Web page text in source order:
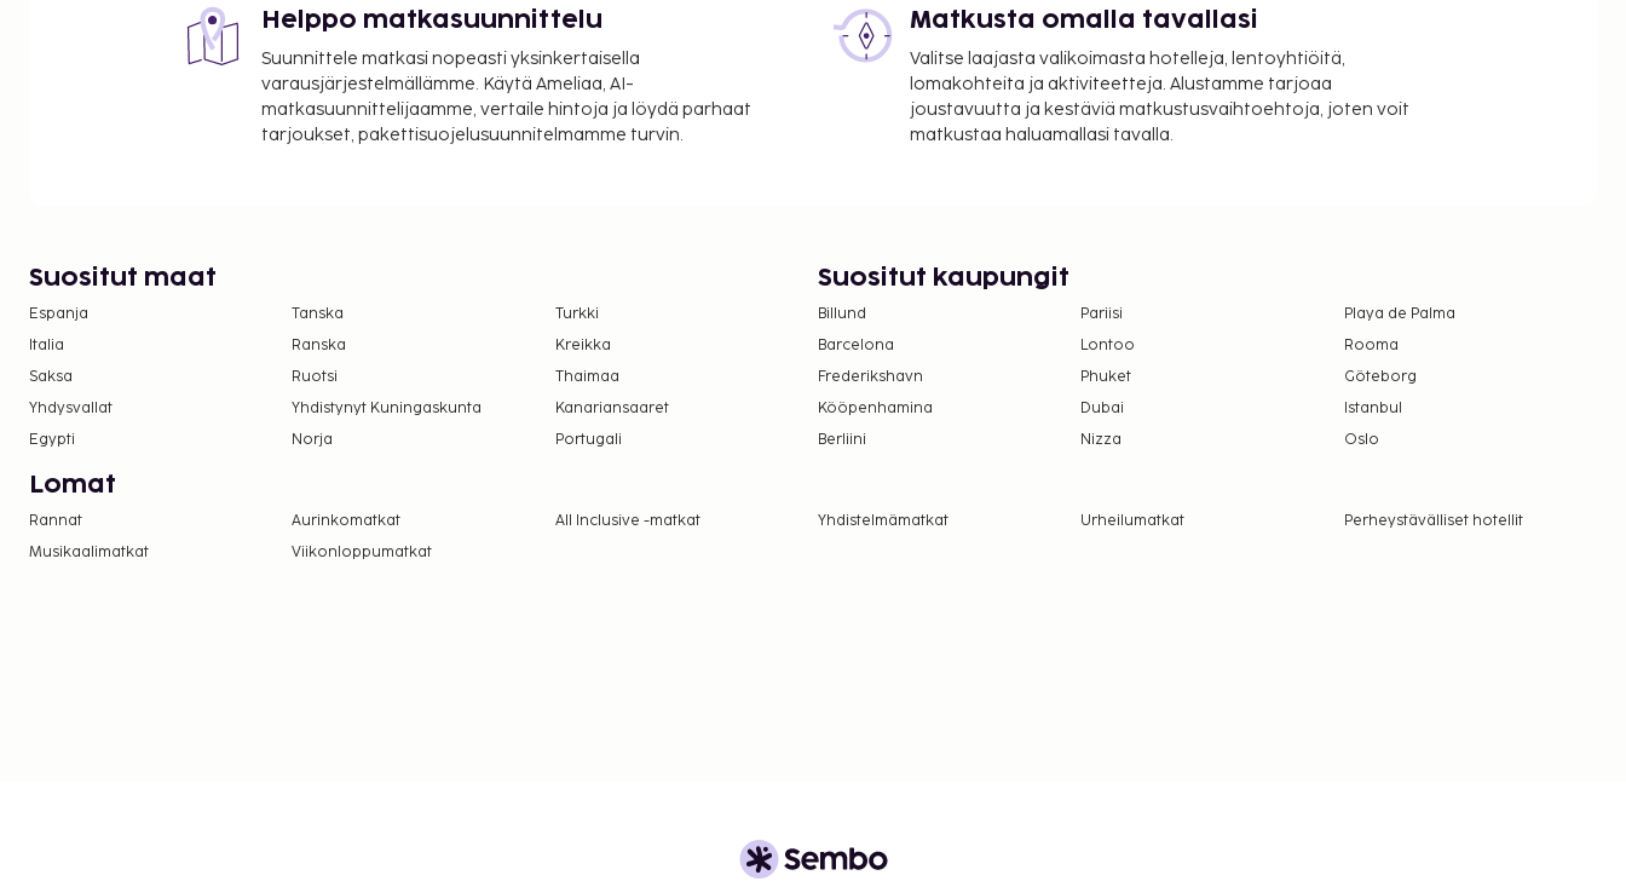
Helppo matkasuunnittelu
Suunnittele matkasi nopeasti yksinkertaisella
varausjärjestelmällämme. Käytä Ameliaa, AI-
matkasuunnittelijaamme, vertaile hintoja ja löydä parhaat
tarjoukset, pakettisuojelusuunnitelmamme turvin.
Matkusta omalla tavallasi
Valitse laajasta valikoimasta hotelleja, lentoyhtiöitä,
lomakohteita ja aktiviteetteja. Alustamme tarjoaa
joustavuutta ja kestäviä matkustusvaihtoehtoja, joten voit
matkustaa haluamallasi tavalla.
Suositut maat
Espanja Tanska
Turkki
Italia
Ranska
Kreikka
Saksa
Ruotsi
Thaimaa
Yhdysvallat
Yhdistynyt Kuningaskunta
Kanariansaaret
Egypti
Norja Portugali
Suositut kaupungit
Billund Pariisi
Playa de Palma
Barcelona
Lontoo
Rooma
Frederikshavn
Phuket
Göteborg
Kööpenhamina
Dubai
Istanbul
Berliini
Nizza Oslo
Lomat
Rannat Aurinkomatkat All Inclusive -matkat Yhdistelmämatkat Urheilumatkat
Perheystävälliset hotellit
Musikaalimatkat
Viikonloppumatkat